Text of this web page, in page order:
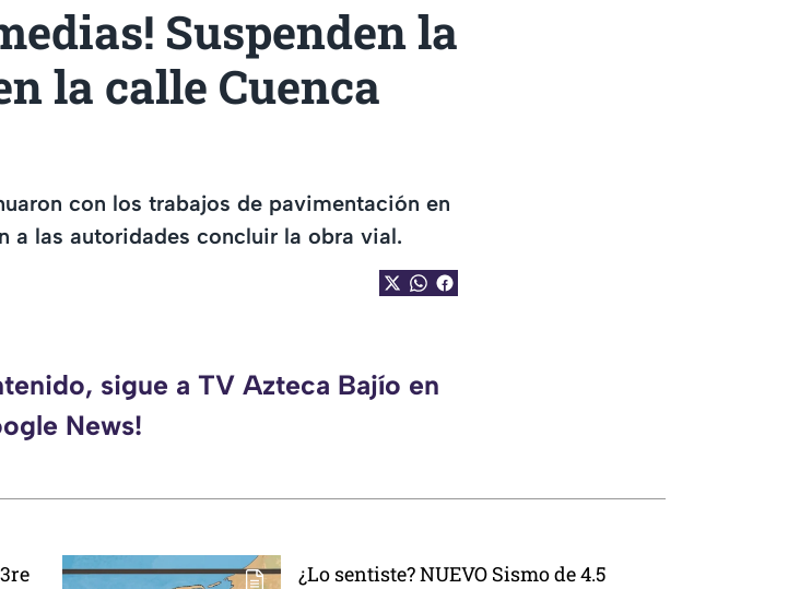
Suspenden la
la calle Cuenca
con los trabajos de pavimentación en
a las autoridades concluir la obra vial.
sigue a TV Azteca Bajío en
News!
¿Lo sentiste? NUEVO Sismo de 4.5